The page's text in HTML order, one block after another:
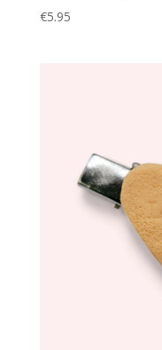
€5.95